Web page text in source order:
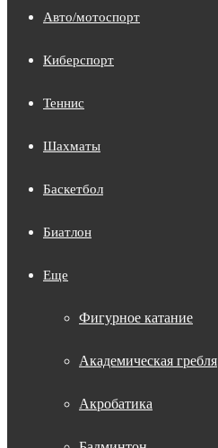
Авто/мотоспорт
Киберспорт
Теннис
Шахматы
Баскетбол
Биатлон
Еще
Фигурное катание
Академическая гребля
Акробатика